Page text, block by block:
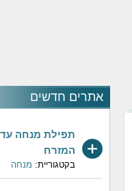
אתרים חדשים
תפילת מנחה
המזרח
בקטגוריית: מנחה